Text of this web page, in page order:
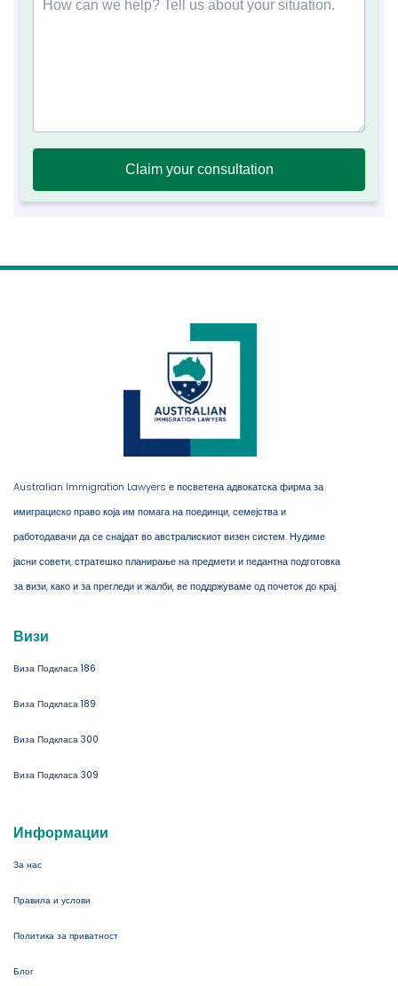
Australian Immigration Lawyers е посветена адвокатска фирма за
имиграциско право која им помага на поединци, семејства и
работодавачи да се снајдат во австралискиот визен систем. Нудиме
јасни совети, стратешко планирање на предмети и педантна подготовка
за визи, како и за прегледи и жалби, ве поддржуваме од почеток до крај.
Визи
Виза Подкласа 186
Виза Подкласа 189
Виза Подкласа 300
Виза Подкласа 309
Информации
За нас
Правила и услови
Политика за приватност
Блог